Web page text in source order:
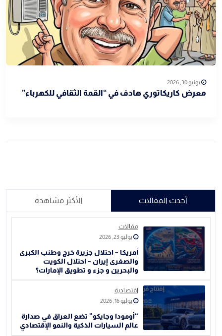
يونيو 30, 2026
معرض كاريكاتوري هادف في “القمة الثقافي للكهرباء”
أحدث المقالات الأكثر مشاهدة
مقالات
يوليو 23, 2026
أمريكا – احتلال جزيرة خرج وطنب الكبرى
والصغرى إيران – احتلال الكويت
والبحرين و جزء و تطويق الإمارات؟
اقتصادية
يوليو 16, 2026
“أومودا وجايكو” تضع العراق في صدارة
عالم السيارات الذكية والنمو الإقتصادي